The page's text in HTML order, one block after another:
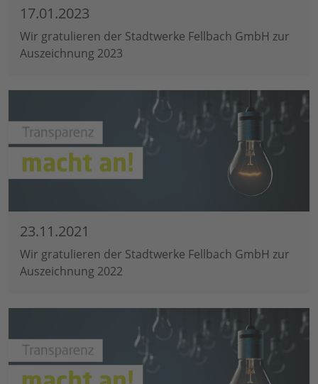
17.01.2023
Wir gratulieren der Stadtwerke Fellbach GmbH zur
Auszeichnung 2023
23.11.2021
Wir gratulieren der Stadtwerke Fellbach GmbH zur
Auszeichnung 2022